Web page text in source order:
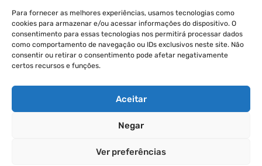
Para fornecer as melhores experiências, usamos tecnologias como
cookies para armazenar e/ou acessar informações do dispositivo. O
consentimento para essas tecnologias nos permitirá processar dados
como comportamento de navegação ou IDs exclusivos neste site. Não
consentir ou retirar o consentimento pode afetar negativamente
certos recursos e funções.
Aceitar
Negar
Ver preferências
Comparativo De
Especificações Entre O
Vivo X300 Ultra E O
Samsung Galaxy S26 Ultra
PRODUTIVIDADE DIGITAL
Instagram
POLÍTICA DE PRIVACIDADE